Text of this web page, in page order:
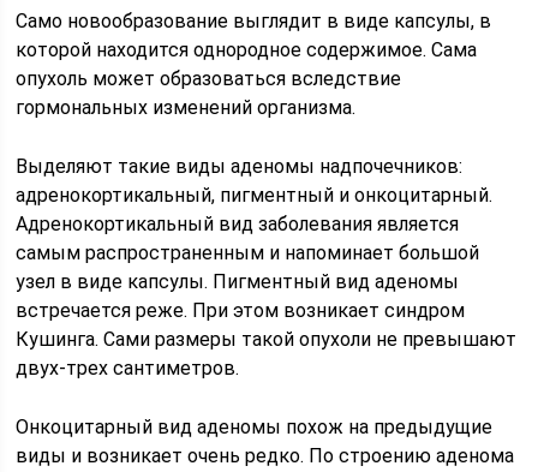
Само новообразование выглядит в виде капсулы, в
которой находится однородное содержимое. Сама
опухоль может образоваться вследствие
гормональных изменений организма.
Выделяют такие виды аденомы надпочечников:
адренокортикальный, пигментный и онкоцитарный.
Адренокортикальный вид заболевания является
самым распространенным и напоминает большой
узел в виде капсулы. Пигментный вид аденомы
встречается реже. При этом возникает синдром
Кушинга. Сами размеры такой опухоли не превышают
двух-трех сантиметров.
Онкоцитарный вид аденомы похож на предыдущие
виды и возникает очень редко. По строению аденома